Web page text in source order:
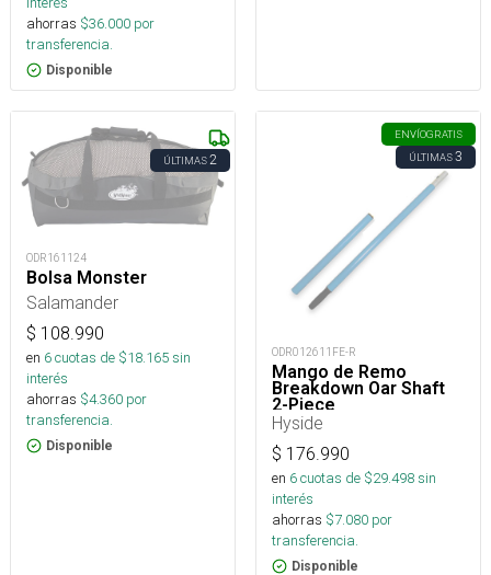
ahorras $36.000 por
transferencia.
Disponible
ÚLTIMAS2
ODR161124
Bolsa Monster
Salamander
$ 108.990
en 6cuotas de $18.165sin
interés
ahorras $4.360 por
transferencia.
Disponible
ENVÍOGRATIS
ÚLTIMAS3
ODR012611FE-R
Mango de Remo
Breakdown Oar Shaft
2-Piece
Hyside
$ 176.990
en 6cuotas de $29.498sin
interés
ahorras $7.080 por
transferencia.
Disponible